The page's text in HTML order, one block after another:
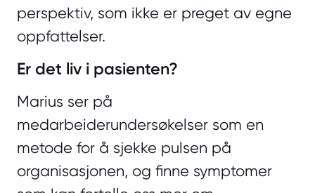
perspektiv, som ikke er preget av egne
oppfattelser.
Er det liv i pasienten?
Marius ser på
medarbeiderundersøkelser som en
metode for å sjekke pulsen på
organisasjonen, og finne symptomer